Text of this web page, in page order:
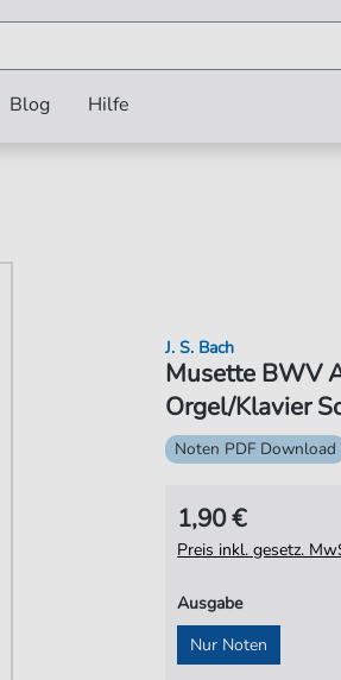
Blog Hilfe
Musette BWV
Orgel/Klavier
J. S. Bach
Noten PDF Download
1,90 €
Preis inkl. gesetz.
Ausgabe
Nur Noten